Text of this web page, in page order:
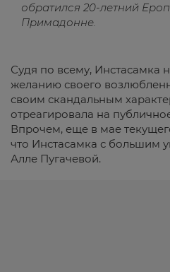
обратился 20-летний
Примадонне.
Судя по всему, Инстасамка
желанию своего
своим скандальным
отреагировала на
Впрочем, еще в мае
что Инстасамка с большим
Алле Пугачевой.